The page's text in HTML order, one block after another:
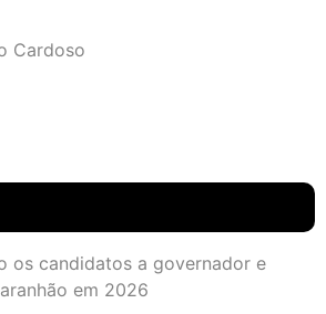
Cardoso
os candidatos a governador e
em 2026